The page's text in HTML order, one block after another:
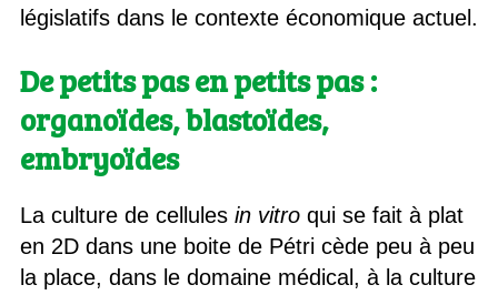
législatifs dans le contexte économique actuel.
De petits pas en petits pas :
organoïdes, blastoïdes,
embryoïdes
La culture de cellules in vitroqui se fait à plat
en 2D dans une boite de Pétri cède peu à peu
la place, dans le domaine médical, à la culture